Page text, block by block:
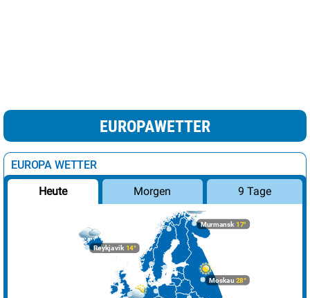
EUROPAWETTER
EUROPA WETTER
Heute Morgen 9 Tage
Murmansk 17°
Moskau 28°
Reykjavik 14°